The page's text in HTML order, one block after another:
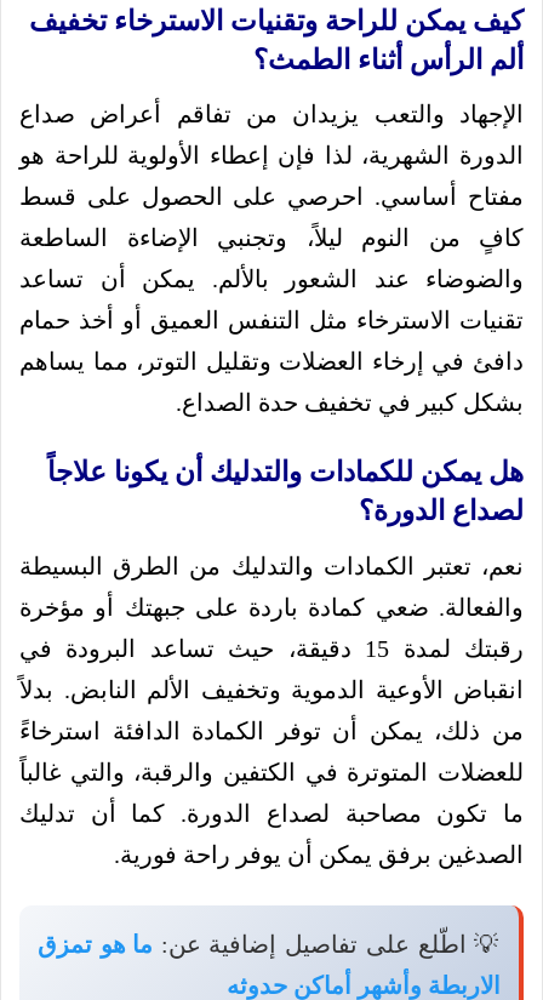
كيف يمكن للراحة وتقنيات الاسترخاء تخفيف
ألم الرأس أثناء الطمث؟
الإجهاد والتعب يزيدان من تفاقم أعراض صداع
الدورة الشهرية، لذا فإن إعطاء الأولوية للراحة هو
مفتاح أساسي. احرصي على الحصول على قسط
كافٍ من النوم ليلاً، وتجنبي الإضاءة الساطعة
والضوضاء عند الشعور بالألم. يمكن أن تساعد
تقنيات الاسترخاء مثل التنفس العميق أو أخذ حمام
دافئ في إرخاء العضلات وتقليل التوتر، مما يساهم
بشكل كبير في تخفيف حدة الصداع.
هل يمكن للكمادات والتدليك أن يكونا علاجاً
لصداع الدورة؟
نعم، تعتبر الكمادات والتدليك من الطرق البسيطة
والفعالة. ضعي كمادة باردة على جبهتك أو مؤخرة
رقبتك لمدة 15 دقيقة، حيث تساعد البرودة في
انقباض الأوعية الدموية وتخفيف الألم النابض. بدلاً
من ذلك، يمكن أن توفر الكمادة الدافئة استرخاءً
للعضلات المتوترة في الكتفين والرقبة، والتي غالباً
ما تكون مصاحبة لصداع الدورة. كما أن تدليك
الصدغين برفق يمكن أن يوفر راحة فورية.
💡 اطّلع على تفاصيل إضافية عن: ما هو تمزق
الاربطة وأشهر أماكن حدوثه